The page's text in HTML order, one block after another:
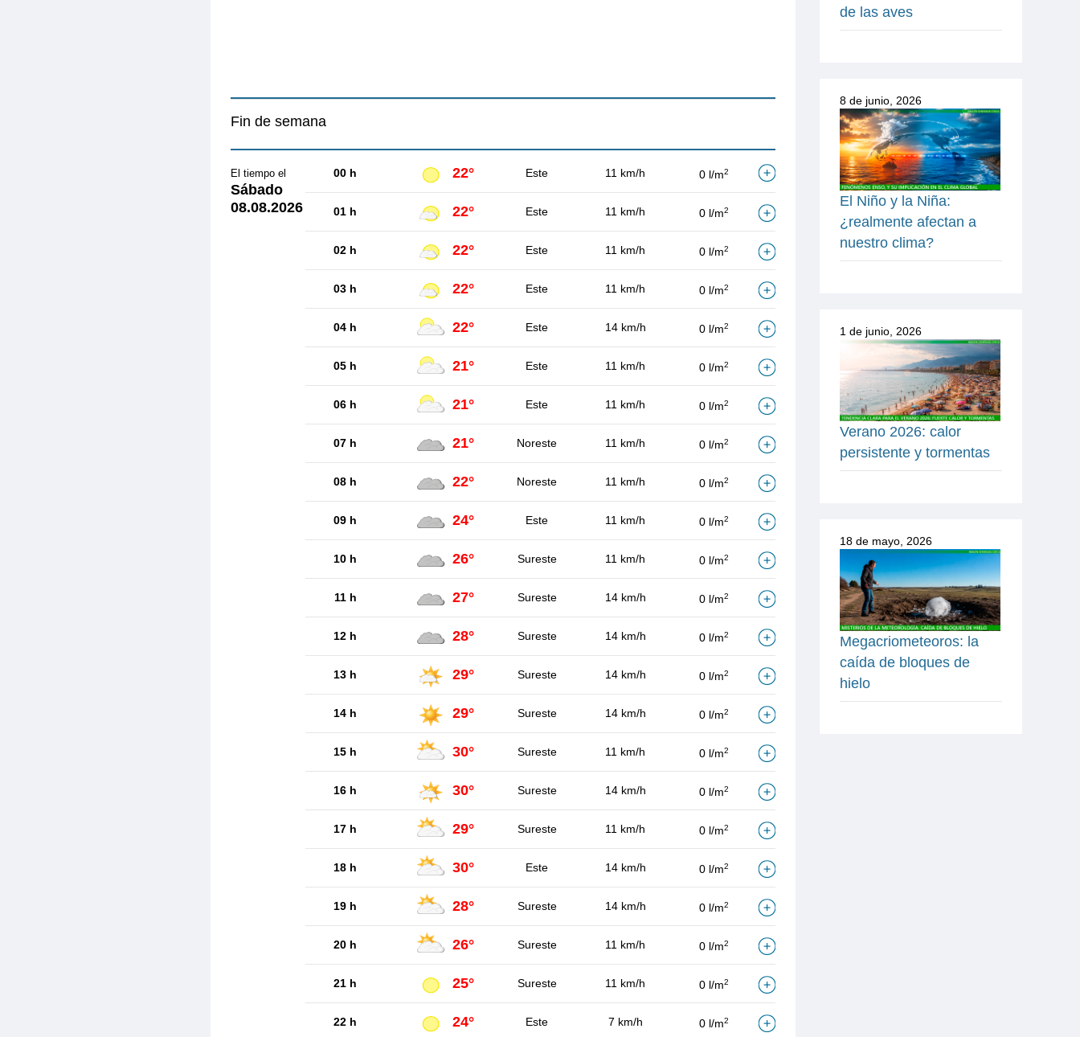
Fin de semana
El tiempo el
Sábado
08.08.2026
00 h 22° Este 11 km/h 0 l/m2
01 h 22° Este 11 km/h 0 l/m2
02 h 22° Este 11 km/h 0 l/m2
03 h 22° Este 11 km/h 0 l/m2
04 h 22° Este 14 km/h 0 l/m2
05 h 21° Este 11 km/h 0 l/m2
06 h 21° Este 11 km/h 0 l/m2
07 h 21° Noreste 11 km/h 0 l/m2
08 h 22° Noreste 11 km/h 0 l/m2
09 h 24° Este 11 km/h 0 l/m2
10 h 26° Sureste 11 km/h 0 l/m2
11 h 27° Sureste 14 km/h 0 l/m2
12 h 28° Sureste 14 km/h 0 l/m2
13 h 29° Sureste 14 km/h 0 l/m2
14 h 29° Sureste 14 km/h 0 l/m2
15 h 30° Sureste 11 km/h 0 l/m2
16 h 30° Sureste 14 km/h 0 l/m2
17 h 29° Sureste 11 km/h 0 l/m2
18 h 30° Este 14 km/h 0 l/m2
19 h 28° Sureste 14 km/h 0 l/m2
20 h 26° Sureste 11 km/h 0 l/m2
21 h 25° Sureste 11 km/h 0 l/m2
22 h 24° Este 7 km/h 0 l/m2
de las aves
8 de junio, 2026
El Niño y la Niña:
¿realmente afectan a
nuestro clima?
1 de junio, 2026
Verano 2026: calor
persistente y tormentas
18 de mayo, 2026
Megacriometeoros: la
caída de bloques de
hielo